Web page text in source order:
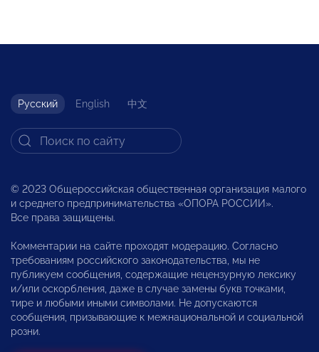
Русский English 中文
© 2023 Общероссийская общественная организация малого
и среднего предпринимательства «ОПОРА РОССИИ».
Все права защищены.
Комментарии на сайте проходят модерацию. Согласно
требованиям российского законодательства, мы не
публикуем сообщения, содержащие нецензурную лексику
и/или оскорбления, даже в случае замены букв точками,
тире и любыми иными символами. Не допускаются
сообщения, призывающие к межнациональной и социальной
розни.